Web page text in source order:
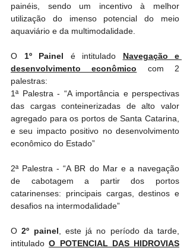
painéis, sendo um incentivo à melhor
utilização do imenso potencial do meio
aquaviário e da multimodalidade.
O 1º Painel é intitulado Navegação e
desenvolvimento econômico com 2
palestras:
1ª Palestra - “A importância e perspectivas
das cargas conteinerizadas de alto valor
agregado para os portos de Santa Catarina,
e seu impacto positivo no desenvolvimento
econômico do Estado”
2ª Palestra - “A BR do Mar e a navegação
de cabotagem a partir dos portos
catarinenses: principais cargas, destinos e
desafios na intermodalidade”
O 2º painel , este já no período da tarde,
intitulado O POTENCIAL DAS HIDROVIAS